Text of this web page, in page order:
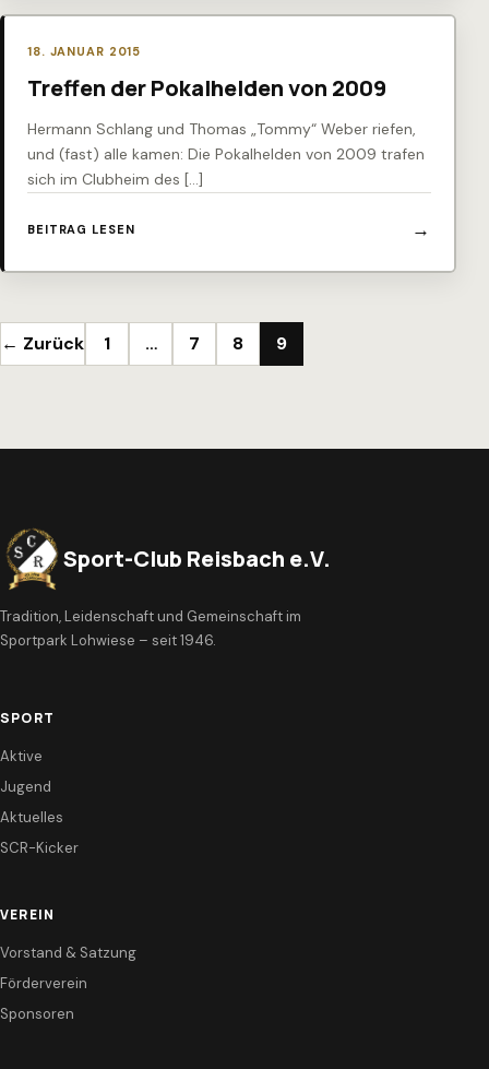
18. JANUAR 2015
Treffen der Pokalhelden von 2009
Hermann Schlang und Thomas „Tommy“ Weber riefen,
und (fast) alle kamen: Die Pokalhelden von 2009 trafen
sich im Clubheim des […]
BEITRAG LESEN
Seitennummerierung der Beiträge
← Zurück 1 … 7 8 9
Sport-Club Reisbach e.V.
Tradition, Leidenschaft und Gemeinschaft im
Sportpark Lohwiese – seit 1946.
SPORT
Aktive
Jugend
Aktuelles
SCR-Kicker
VEREIN
Vorstand & Satzung
Förderverein
Sponsoren